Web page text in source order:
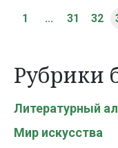
1 ... 31 32
Рубрики
Литературный
Мир искусства